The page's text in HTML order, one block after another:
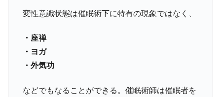
変性意識状態は催眠術下に特有の現象ではなく、
・座禅
・ヨガ
・外気功
などでもなることができる。催眠術師は催眠者を